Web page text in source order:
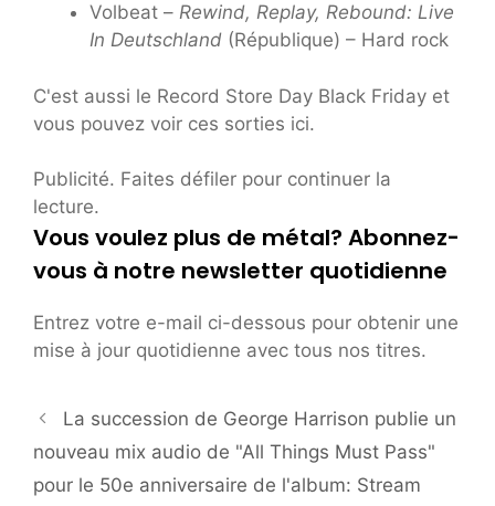
Volbeat – Rewind, Replay, Rebound: Live
In Deutschland (République) – Hard rock
C'est aussi le Record Store Day Black Friday et
vous pouvez voir ces sorties ici.
Publicité. Faites défiler pour continuer la
lecture.
Vous voulez plus de métal? Abonnez-
vous à notre newsletter quotidienne
Entrez votre e-mail ci-dessous pour obtenir une
mise à jour quotidienne avec tous nos titres.
La succession de George Harrison publie un
nouveau mix audio de "All Things Must Pass"
pour le 50e anniversaire de l'album: Stream